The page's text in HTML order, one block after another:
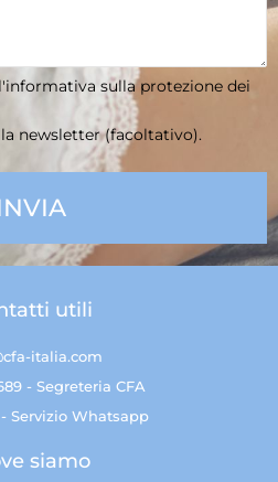
sullaprotezione dei
newsletter (facoltativo).
utili
italia.com
- Segreteria CFA
- Servizio Whatsapp
siamo